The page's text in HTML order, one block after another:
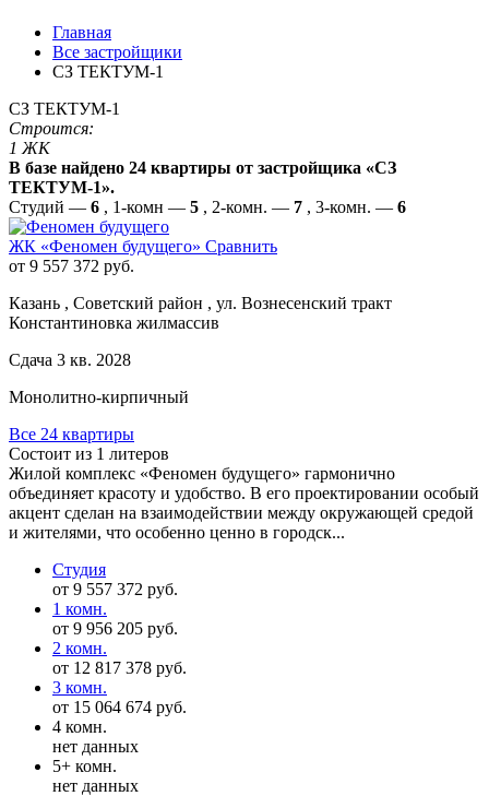
Главная
Все застройщики
СЗ ТЕКТУМ-1
СЗ ТЕКТУМ-1
Строится:
1 ЖК
В базе найдено 24 квартиры от застройщика «СЗ
ТЕКТУМ-1».
Студий — 6 , 1-комн — 5 , 2-комн. — 7 , 3-комн. — 6
ЖК «Феномен будущего» Сравнить
от 9 557 372 руб.
Казань , Советский район , ул. Вознесенский тракт
Константиновка жилмассив
Сдача 3 кв. 2028
Монолитно-кирпичный
Все 24 квартиры
Состоит из 1 литеров
Жилой комплекс «Феномен будущего» гармонично
объединяет красоту и удобство. В его проектировании особый
акцент сделан на взаимодействии между окружающей средой
и жителями, что особенно ценно в городск...
Студия
от 9 557 372 руб.
1 комн.
от 9 956 205 руб.
2 комн.
от 12 817 378 руб.
3 комн.
от 15 064 674 руб.
4 комн.
нет данных
5+ комн.
нет данных